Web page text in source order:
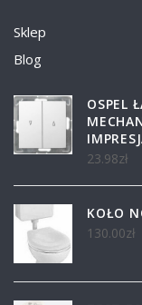
Sklep
Blog
OSPEL
23.98zł
KOŁO
130.00zł